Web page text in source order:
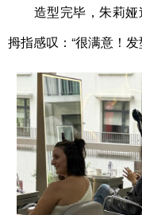
造型完毕，朱莉娅
拇指感叹：“很满意！